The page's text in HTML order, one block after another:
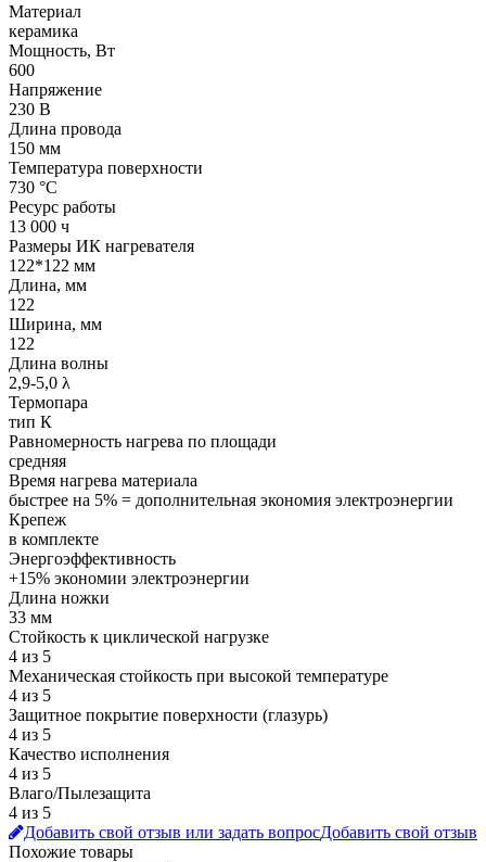
Материал
керамика
Мощность, Вт
600
Напряжение
230 В
Длина провода
150 мм
Температура поверхности
730 °С
Ресурс работы
13 000 ч
Размеры ИК нагревателя
122*122 мм
Длина, мм
122
Ширина, мм
122
Длина волны
2,9-5,0 λ
Термопара
тип К
Равномерность нагрева по площади
средняя
Время нагрева материала
быстрее на 5% = дополнительная экономия электроэнергии
Крепеж
в комплекте
Энергоэффективность
+15% экономии электроэнергии
Длина ножки
33 мм
Стойкость к циклической нагрузке
4 из 5
Механическая стойкость при высокой температуре
4 из 5
Защитное покрытие поверхности (глазурь)
4 из 5
Качество исполнения
4 из 5
Влаго/Пылезащита
4 из 5
Добавить свой отзыв или задать вопросДобавить свой отзыв
Похожие товары